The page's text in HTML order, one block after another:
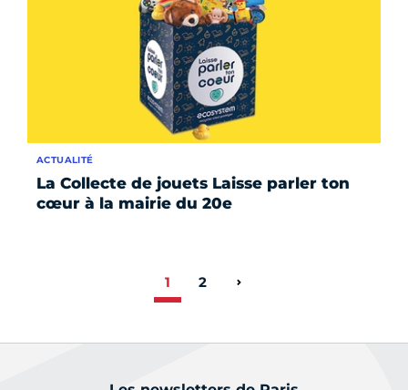
La Collecte de jouets Laisse parler ton
cœur à la mairie du 20e
ACTUALITÉ
1 2 Page suivante